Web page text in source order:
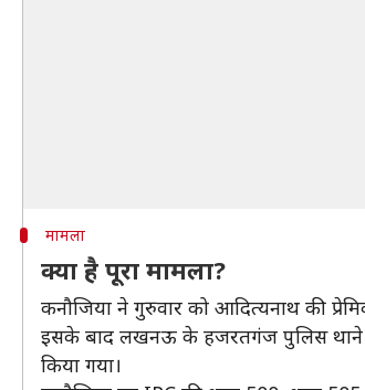
मामला
क्या है पूरा मामला?
कनौजिया ने गुरुवार को आदित्यनाथ की
इसके बाद लखनऊ के हजरतगंज पुलिस थाने में
किया गया।